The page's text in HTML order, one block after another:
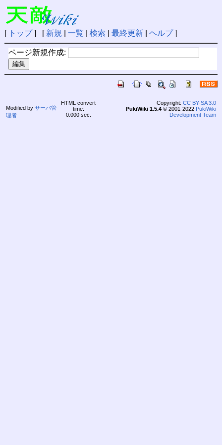
[ トップ] [ 新規 一覧 検索 最終更新| ヘルプ]
ページ新規作成:
Modified by サーバ管
理者
HTML convert
time:
0.000 sec.
Copyright: CC BY-SA 3.0
PukiWiki 1.5.4© 2001-2022 PukiWiki
Development Team